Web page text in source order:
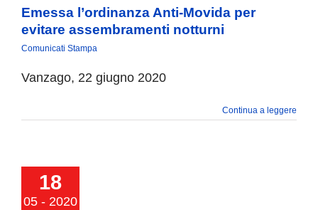
Emessa l’ordinanza Anti-Movida per
evitare assembramenti notturni
Comunicati Stampa
Vanzago, 22 giugno 2020
Continua a leggere
18
05 - 2020